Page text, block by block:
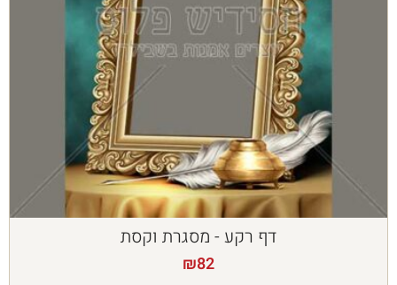
דף רקע - מסגרת וקסת
₪82